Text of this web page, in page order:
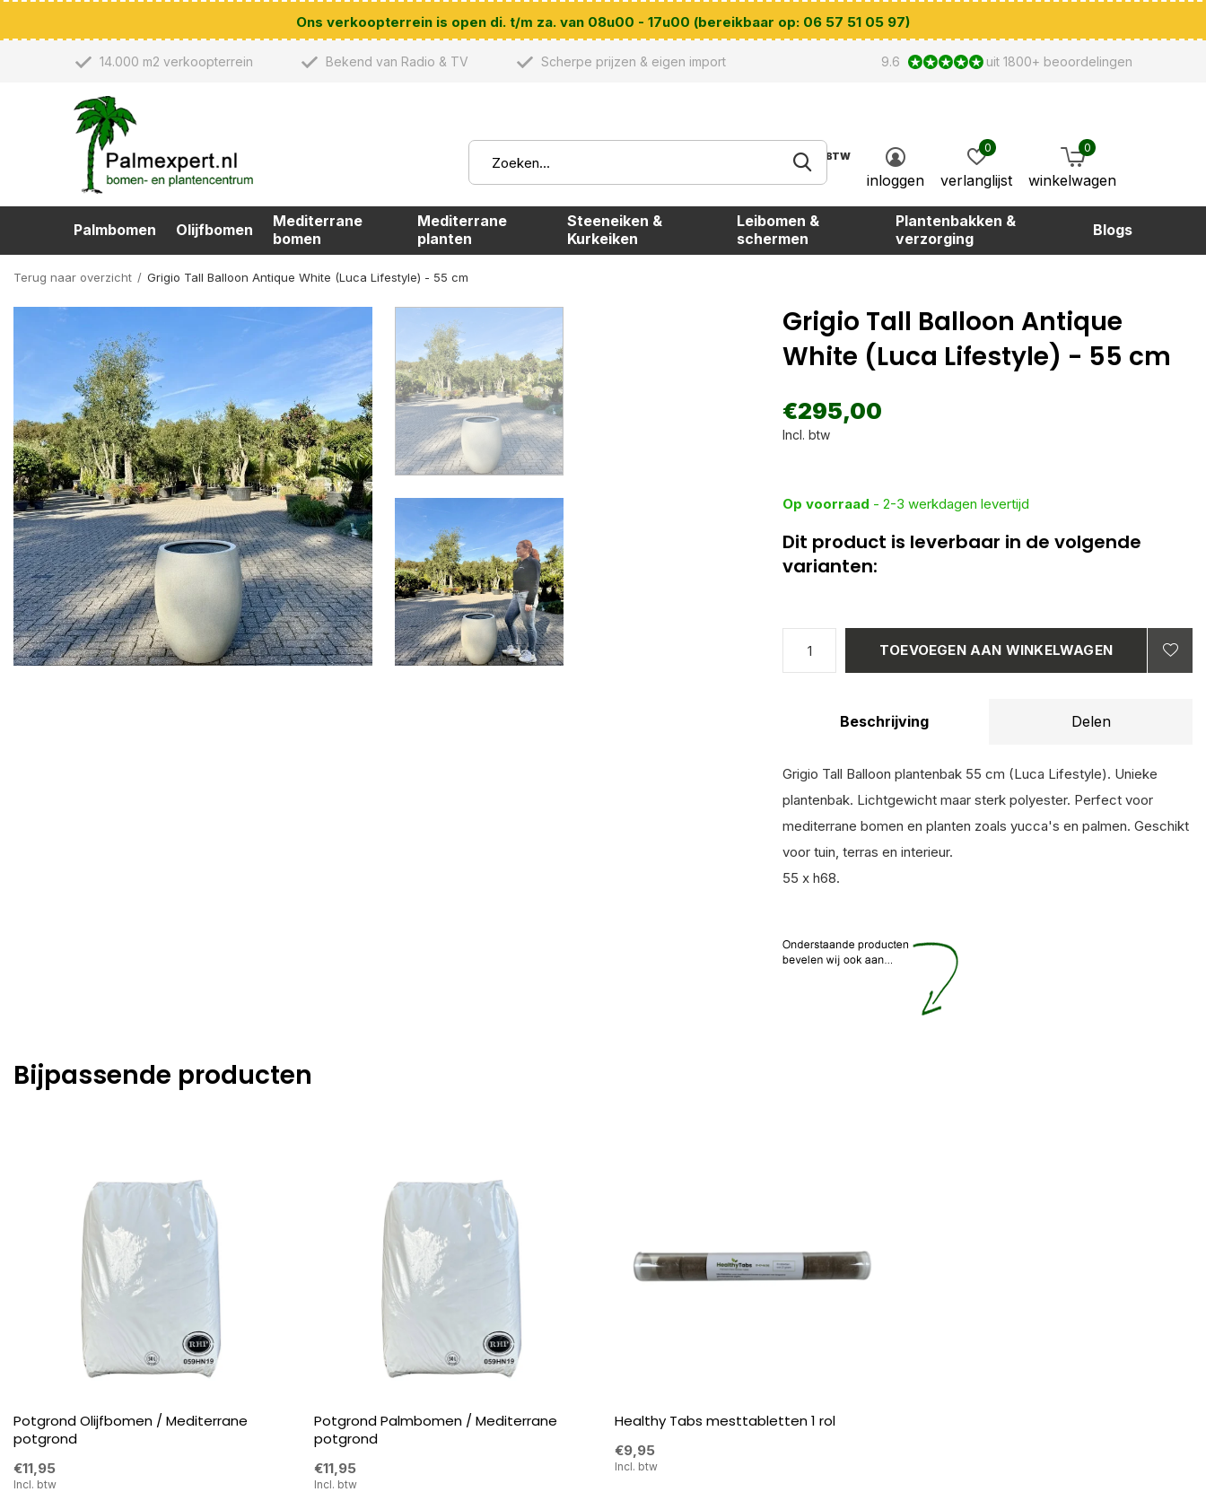
Palmbomen Olijfbomen
Mediterrane
bomen
Mediterrane
planten
Steeneiken &
Kurkeiken
Leibomen &
schermen
Plantenbakken &
verzorging
Blogs
BTW
inloggen verlanglijst
0
winkelwagen
0
14.000 m2 verkoopterrein Bekend van Radio & TV Scherpe prijzen & eigen import 9.6 uit 1800+ beoordelingen
Ons verkoopterrein is open di. t/m za. van 08u00 - 17u00 (bereikbaar op: 06 57 51 05 97)
Terug naar overzicht Grigio Tall Balloon Antique White (Luca Lifestyle) - 55 cm
Grigio Tall Balloon Antique
White (Luca Lifestyle) - 55 cm
€295,00
Incl. btw
Op voorraad - 2-3 werkdagen levertijd
Dit product is leverbaar in de volgende
varianten:
TOEVOEGEN AAN WINKELWAGEN
Beschrijving Delen
Grigio Tall Balloon plantenbak 55 cm (Luca Lifestyle). Unieke
plantenbak. Lichtgewicht maar sterk polyester. Perfect voor
mediterrane bomen en planten zoals yucca's en palmen. Geschikt
voor tuin, terras en interieur.
55 x h68.
Bijpassende producten
Potgrond Olijfbomen / Mediterrane
potgrond
€11,95
Incl. btw
Potgrond Palmbomen / Mediterrane
potgrond
€11,95
Incl. btw
Healthy Tabs mesttabletten 1 rol
€9,95
Incl. btw